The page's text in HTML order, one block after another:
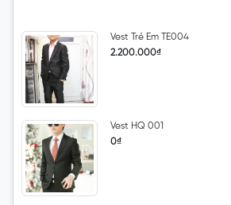
Vest Trẻ Em TE004
2.200.000₫
Vest HQ 001
0₫